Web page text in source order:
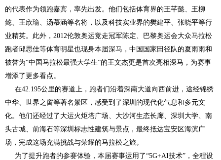
的代表作为领跑嘉宾，率先出发。他们包括体育界的王芊懿、王柳
懿、王欣瑜、汤慕涵等名将，以及科技实业界的樊建平、张晓平等行
业精英。此外，2012伦敦奥运竞走冠军陈定、巴黎奥运会大众马拉松
跑者邱思佳等体育明星也现身本届深马，中国国家田径队的夏雨雨和
被誉为“中国马拉松最强大学生”的王文杰更是首次亮相深马，为赛事
增添了更多看点。
在42.195公里的赛道上，跑者们沿着深南大道向西前进，途经锦绣
中华、世界之窗等著名景区，感受到了深圳的现代化气息和多元文
化。他们还经过了大运火炬塔广场、大沙河生态长廊、深圳大学、南
头古城、前海石等深圳标志性建筑与景点，最终抵达宝安区海滨广
场，完成这场充满挑战与荣耀的马拉松之旅。
为了提升跑者的参赛体验，本届赛事运用了“5G+AI技术”，全程设